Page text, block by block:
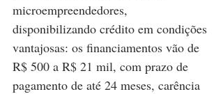
microempreendedores,
disponibilizando crédito em condições
vantajosas: os financiamentos vão de
R$ 500 a R$ 21 mil, com prazo de
pagamento de até 24 meses, carência